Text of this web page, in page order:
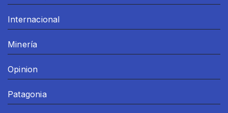
Internacional
Minería
Opinion
Patagonia